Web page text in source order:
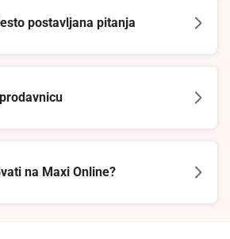
postavljana pitanja
na Maxi Online?